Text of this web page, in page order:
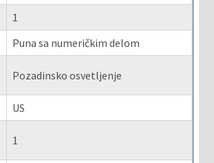
1
Puna sa numeričkim delom
Pozadinsko osvetljenje
US
1